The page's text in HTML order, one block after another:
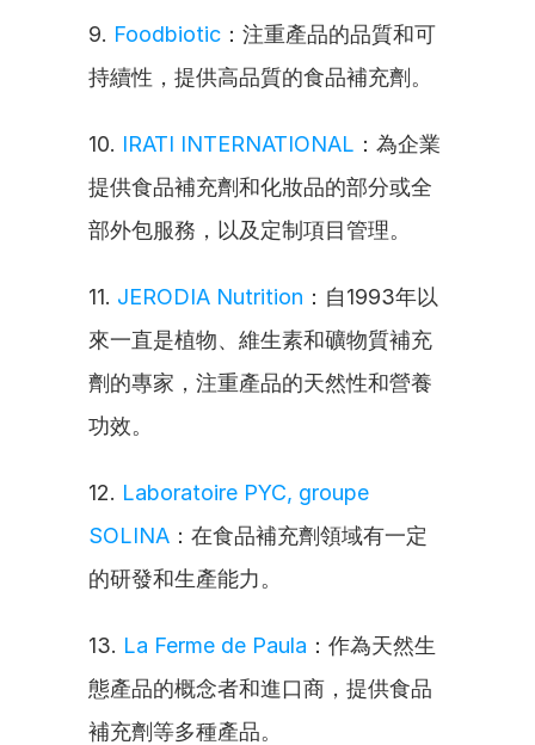
9. Foodbiotic ：注重產品的品質和可
持續性，提供高品質的食品補充劑。
10. IRATI INTERNATIONAL ：為企業
提供食品補充劑和化妝品的部分或全
部外包服務，以及定制項目管理。
11. JERODIA Nutrition ：自1993年以
來一直是植物、維生素和礦物質補充
劑的專家，注重產品的天然性和營養
功效。
12. Laboratoire PYC, groupe
SOLINA ：在食品補充劑領域有一定
的研發和生產能力。
13. La Ferme de Paula ：作為天然生
態產品的概念者和進口商，提供食品
補充劑等多種產品。